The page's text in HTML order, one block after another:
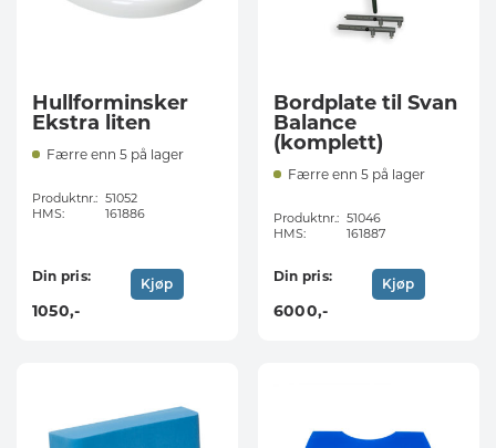
Hullforminsker
Ekstra liten
Færre enn 5 på lager
Produktnr.: 51052
HMS:
161886
Din pris:
1050,-
Kjøp
Bordplate til Svan
Balance
(komplett)
Færre enn 5 på lager
Produktnr.: 51046
HMS:
161887
Din pris:
6000,-
Kjøp